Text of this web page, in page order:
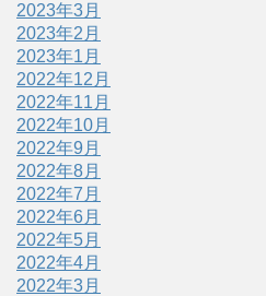
2023年3月
2023年2月
2023年1月
2022年12月
2022年11月
2022年10月
2022年9月
2022年8月
2022年7月
2022年6月
2022年5月
2022年4月
2022年3月